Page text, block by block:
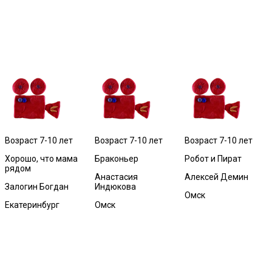
Возраст 7-10 лет
Хорошо, что мама
рядом
Залогин Богдан
Екатеринбург
Возраст 7-10 лет
Браконьер
Анастасия
Индюкова
Омск
Возраст 7-10 лет
Робот и Пират
Алексей Демин
Омск